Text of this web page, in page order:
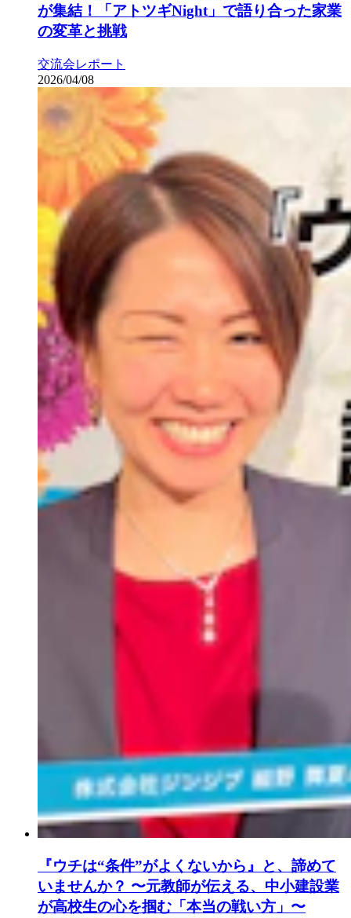
が集結！「アトツギNight」で語り合った家業
の変革と挑戦
交流会レポート
2026/04/08
『ウチは“条件”がよくないから』と、諦めて
いませんか？ 〜元教師が伝える、中小建設業
が高校生の心を掴む「本当の戦い方」〜